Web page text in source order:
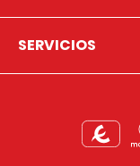
SERVICIOS